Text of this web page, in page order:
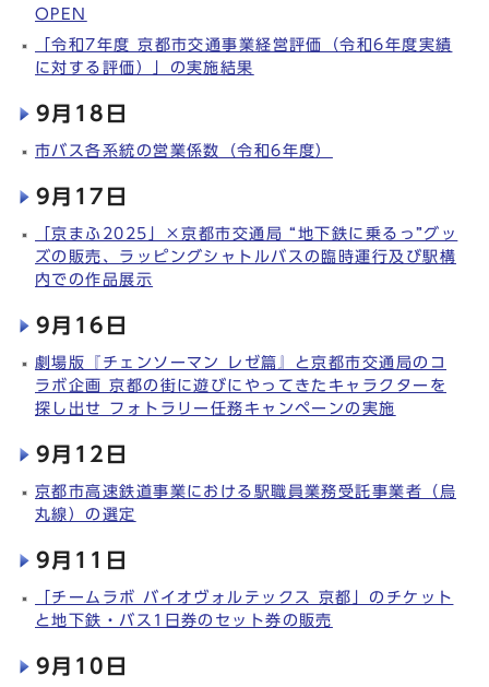
OPEN
「令和7年度 京都市交通事業経営評価（令和6年度実績
に対する評価）」の実施結果
9月18日
市バス各系統の営業係数（令和6年度）
9月17日
「京まふ2025」×京都市交通局 “地下鉄に乗るっ”グッ
ズの販売、ラッピングシャトルバスの臨時運行及び駅構
内での作品展示
9月16日
劇場版『チェンソーマン レゼ篇』と京都市交通局のコ
ラボ企画 京都の街に遊びにやってきたキャラクターを
探し出せ フォトラリー任務キャンペーンの実施
9月12日
京都市高速鉄道事業における駅職員業務受託事業者（烏
丸線）の選定
9月11日
「チームラボ バイオヴォルテックス 京都」のチケット
と地下鉄・バス1日券のセット券の販売
9月10日